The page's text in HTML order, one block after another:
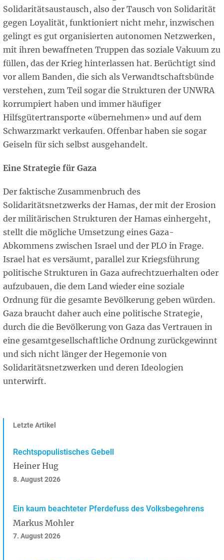
Solidaritätsaustausch, also der Tausch von Solidarität
gegen Loyalität, funktioniert nicht mehr, inzwischen
gelingt es gut organisierten autonomen Netzwerken,
mit ihren bewaffneten Truppen das soziale Vakuum zu
füllen, das der Krieg hinterlassen hat. Berüchtigt sind
vor allem Banden, die sich als Verwandtschaftsbünde
verstehen, zum Teil sogar die Strukturen der UNWRA
korrumpiert haben und immer häufiger
Hilfsgütertransporte «übernehmen» und auf dem
Schwarzmarkt verkaufen. Offenbar haben sie sogar
Geiseln für sich selbst ausgehandelt.
Eine Strategie für Gaza
Der faktische Zusammenbruch des
Solidaritätsnetzwerks der Hamas, der mit der Erosion
der militärischen Strukturen der Hamas einhergeht,
stellt die mögliche Umsetzung eines Gaza-
Abkommens zwischen Israel und der PLO in Frage.
Israel hat es versäumt, parallel zur Kriegsführung
politische Strukturen in Gaza aufrechtzuerhalten oder
aufzubauen, die dem Land wieder eine soziale
Ordnung für die gesamte Bevölkerung geben würden.
Gaza braucht daher auch eine politische Strategie,
durch die die Bevölkerung von Gaza das Vertrauen in
eine gesamtgesellschaftliche Ordnung zurückgewinnt
und sich nicht länger der Hegemonie von
Solidaritätsnetzwerken und deren Ideologien
unterwirft.
Letzte Artikel
Rechtspopulistisches Gebell
Heiner Hug
8. August 2026
Ein kaum beachteter Pferdefuss des Volksbegehrens
Markus Mohler
7. August 2026